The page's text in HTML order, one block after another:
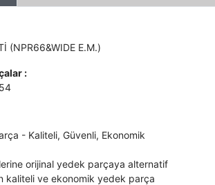
(NPR66&WIDE E.M.)
:
- Kaliteli, Güvenli, Ekonomik
orijinal yedek parçaya alternatif
kaliteli ve ekonomik yedek parça